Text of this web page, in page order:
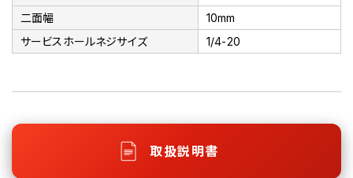
二面幅
10mm
サービスホールネジサイズ
1/4-20
取扱説明書